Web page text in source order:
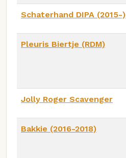
Schaterhand DIPA (2015-)
Pleuris Biertje (RDM)
Jolly Roger Scavenger
Bakkie (2016-2018)